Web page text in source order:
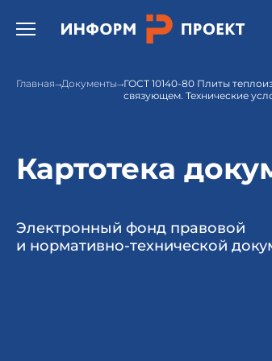
Открыть бургер меню.
Главная Документы ГОСТ 10140-80 Плиты
связующем. Технические
Картотека
Электронный фонд правовой
и нормативно-технической